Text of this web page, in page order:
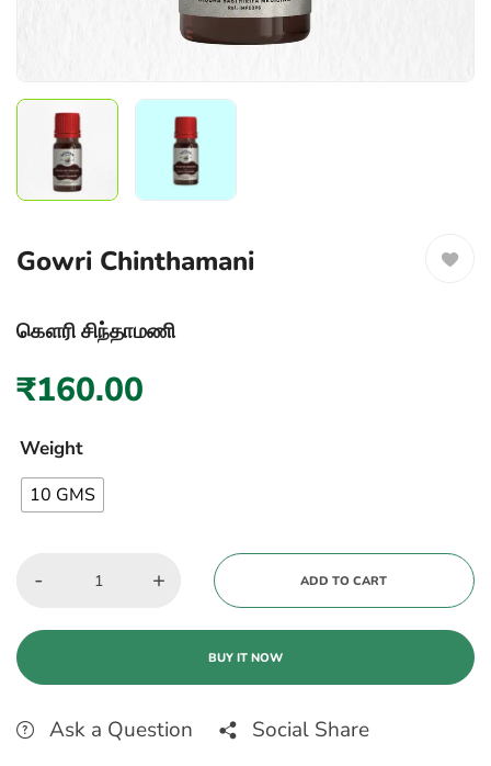
Gowri Chinthamani
கௌரி சிந்தாமணி
₹160.00
Weight
10 GMS
- + ADD TO CART
BUY IT NOW
Ask a Question Social Share